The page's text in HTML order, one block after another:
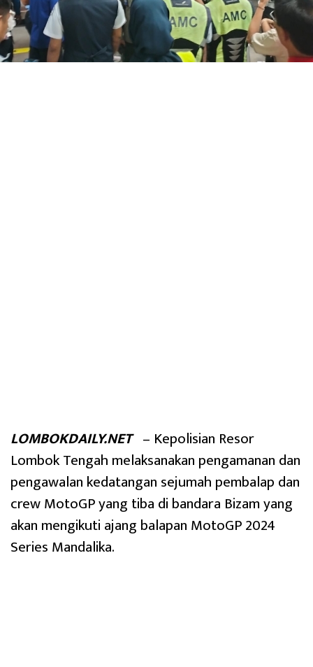
LOMBOKDAILY.NET– Kepolisian Resor
Lombok Tengah melaksanakan pengamanan dan
pengawalan kedatangan sejumah pembalap dan
crew MotoGP yang tiba di bandara Bizam yang
akan mengikuti ajang balapan MotoGP 2024
Series Mandalika.